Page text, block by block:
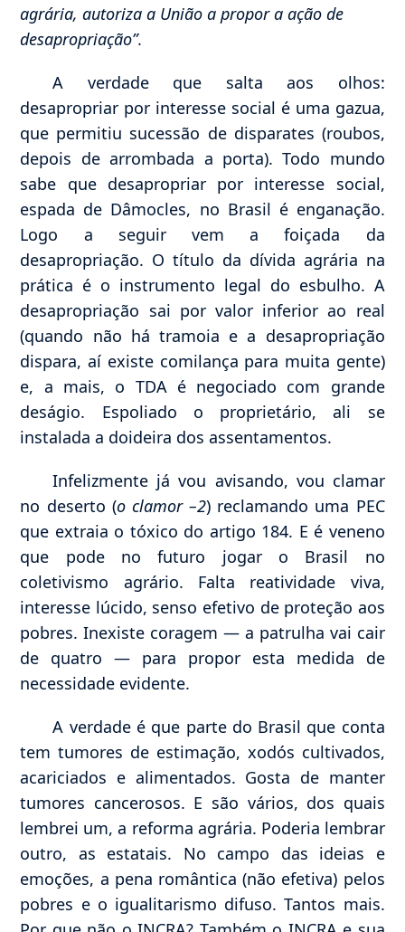
agrária, autoriza a União a propor a ação de
desapropriação”.
A verdade que salta aos olhos:
desapropriar por interesse social é uma gazua,
que permitiu sucessão de disparates (roubos,
depois de arrombada a porta). Todo mundo
sabe que desapropriar por interesse social,
espada de Dâmocles, no Brasil é enganação.
Logo a seguir vem a foiçada da
desapropriação. O título da dívida agrária na
prática é o instrumento legal do esbulho. A
desapropriação sai por valor inferior ao real
(quando não há tramoia e a desapropriação
dispara, aí existe comilança para muita gente)
e, a mais, o TDA é negociado com grande
deságio. Espoliado o proprietário, ali se
instalada a doideira dos assentamentos.
Infelizmente já vou avisando, vou clamar
no deserto (o clamor –2) reclamando uma PEC
que extraia o tóxico do artigo 184. E é veneno
que pode no futuro jogar o Brasil no
coletivismo agrário. Falta reatividade viva,
interesse lúcido, senso efetivo de proteção aos
pobres. Inexiste coragem — a patrulha vai cair
de quatro — para propor esta medida de
necessidade evidente.
A verdade é que parte do Brasil que conta
tem tumores de estimação, xodós cultivados,
acariciados e alimentados. Gosta de manter
tumores cancerosos. E são vários, dos quais
lembrei um, a reforma agrária. Poderia lembrar
outro, as estatais. No campo das ideias e
emoções, a pena romântica (não efetiva) pelos
pobres e o igualitarismo difuso. Tantos mais.